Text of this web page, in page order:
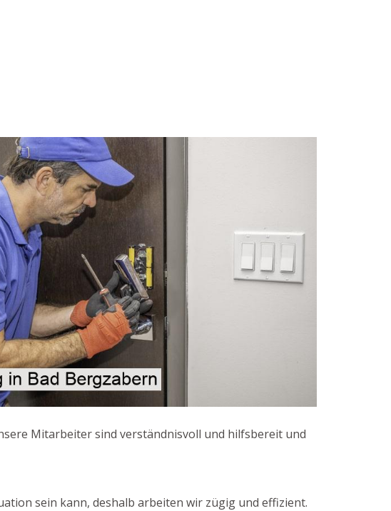
Mitarbeiter sind verständnisvoll und hilfsbereit und
sein kann, deshalb arbeiten wir zügig und effizient.